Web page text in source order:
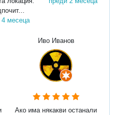
4 месеца
Иво Иванов
Ако има някакви останали